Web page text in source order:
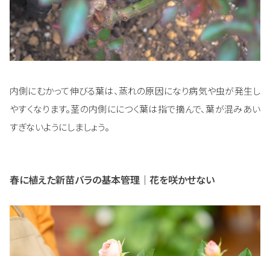
内側にむかって伸びる葉は、蒸れの原因になり病気や虫が発生し
やすくなります。茎の内側ににつく葉は指で摘んで、葉が混みあい
すぎないようにしましょう。
春に植えた新苗バラの基本管理｜花を咲かせない